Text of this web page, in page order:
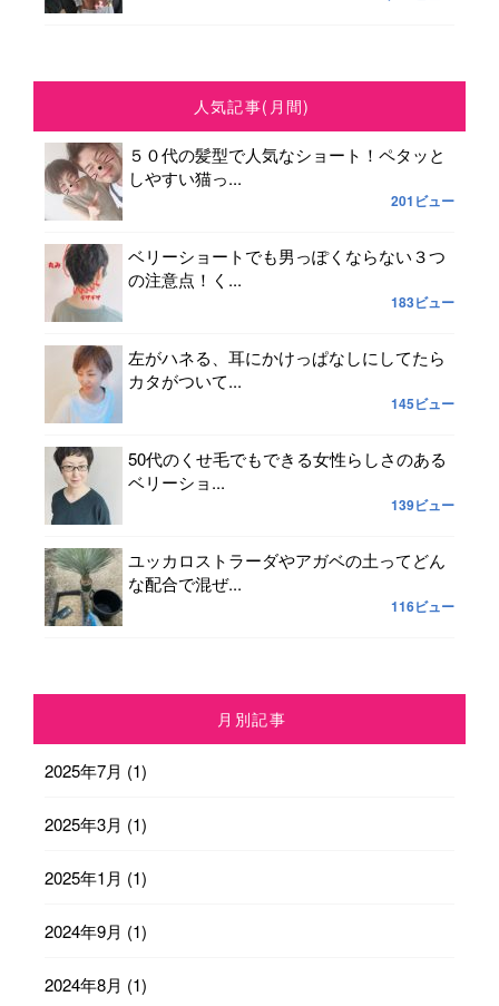
人気記事(月間)
５０代の髪型で人気なショート！ペタッと
しやすい猫っ...
201ビュー
ベリーショートでも男っぽくならない３つ
の注意点！く...
183ビュー
左がハネる、耳にかけっぱなしにしてたら
カタがついて...
145ビュー
50代のくせ毛でもできる女性らしさのある
ベリーショ...
139ビュー
ユッカロストラーダやアガベの土ってどん
な配合で混ぜ...
116ビュー
月別記事
2025年7月 (1)
2025年3月 (1)
2025年1月 (1)
2024年9月 (1)
2024年8月 (1)